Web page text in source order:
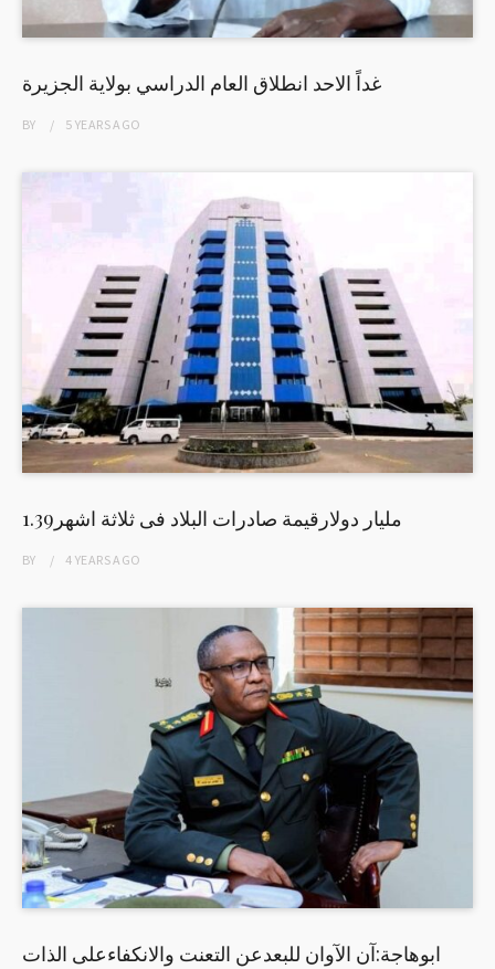
غداً الاحد انطلاق العام الدراسي بولاية الجزيرة
BY 5 YEARSAGO
1.39مليار دولارقيمة صادرات البلاد فى ثلاثة اشهر
BY 4 YEARSAGO
ابوهاجة:آن الآوان للبعدعن التعنت والانكفاءعلى الذات